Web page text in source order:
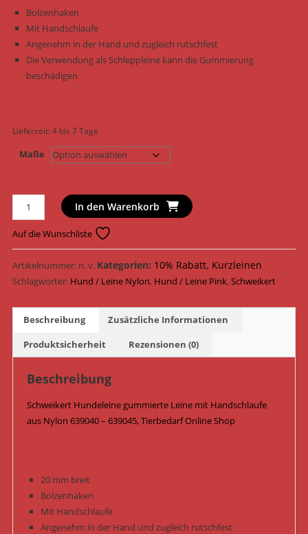
Bolzenhaken
Mit Handschlaufe
Angenehm in der Hand und zugleich rutschfest
Die Verwendung als Schleppleine kann die Gummierung
beschädigen
Lieferzeit:4 bis 7 Tage
Maße
Hundeleine
gummierte
Leine
mit
Handschlaufe
639040
639045
/
Pink
In den Warenkorb
Auf die Wunschliste
Artikelnummer: n. v. Kategorien: 10% Rabatt, Kurzleinen
Schlagwörter: Hund / Leine Nylon, Hund / Leine Pink,Schweikert
Beschreibung
Zusätzliche Informationen
Produktsicherheit
Rezensionen (0)
Beschreibung
Schweikert Hundeleine gummierte Leine mit Handschlaufe
aus Nylon 639040 – 639045, Tierbedarf Online Shop
20 mm breit
Bolzenhaken
Mit Handschlaufe
Angenehm in der Hand und zugleich rutschfest